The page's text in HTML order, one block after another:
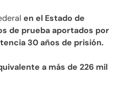
en el Estado de
de prueba aportados por
30 años de prisión.
a más de 226 mil